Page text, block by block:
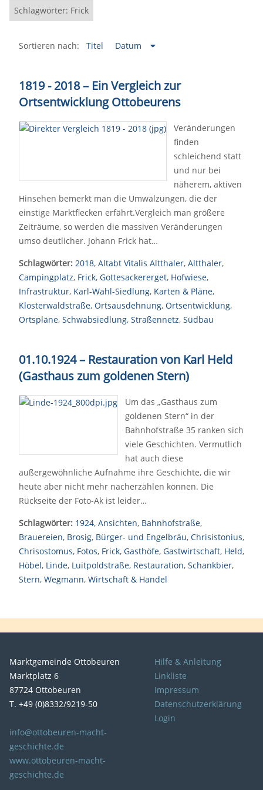
Schlagwörter: Frick
Sortieren nach: Titel Datum
1819 - 2018 – Ein Vergleich zur
Ortsentwicklung Ottobeurens
Veränderungen
finden
schleichend statt
und nur bei
näherem, aktiven
Hinsehen bemerkt man die Umwälzungen, die der
einstige Marktflecken erfährt.Vergleich man größere
Zeiträume, so werden die massiven Veränderungen
umso deutlicher. Johann Frick hat…
Schlagwörter: 2018, Altabt Vitalis Altthaler, Altthaler,
Campingplatz, Frick, Gottesackererget, Hofwiese,
Infrastruktur, Karl-Wahl-Siedlung, Karten & Pläne,
Klosterwaldstraße, Ortsausdehnung, Ortsentwicklung,
Ortspläne, Schwabsiedlung, Straßennetz, Südbau
01.10.1924– Restauration von Karl Held
(Gasthaus zum goldenen Stern)
Um das „Gasthaus zum
goldenen Stern“ in der
Bahnhofstraße 35 ranken sich
viele Geschichten. Vermutlich
hat auch diese
außergewöhnliche Aufnahme ihre Geschichte, die wir
heute aber nicht mehr nacherzählen können. Die
Rückseite der Foto-Ak ist leider…
Schlagwörter: 1924, Ansichten, Bahnhofstraße,
Brauereien, Brosig, Bürger- und Engelbräu, Chrisistonius,
Chrisostomus, Fotos, Frick, Gasthöfe, Gastwirtschaft, Held,
Höbel, Linde, Luitpoldstraße, Restauration, Schankbier,
Stern, Wegmann, Wirtschaft & Handel
Marktgemeinde Ottobeuren
Marktplatz 6
87724 Ottobeuren
T. +49 (0)8332/9219-50
info@ottobeuren-macht-
geschichte.de
www.ottobeuren-macht-
geschichte.de
Hilfe & Anleitung
Linkliste
Impressum
Datenschutzerklärung
Login